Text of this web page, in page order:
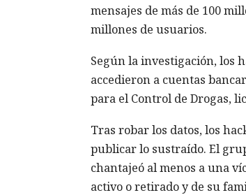
mensajes de más de 100
millones de usuarios.
Según la investigación, los
accedieron a cuentas
para el Control de Drogas,
Tras robar los datos, los
publicar lo sustraído. El
chantajeó al menos a una
activo o retirado y de su